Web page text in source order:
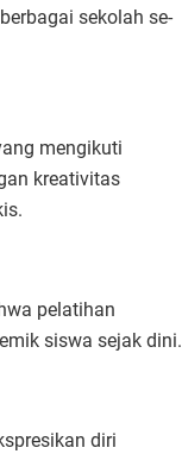
sekolah se-
mengikuti
kreativitas
pelatihan
siswa sejak dini.
diri